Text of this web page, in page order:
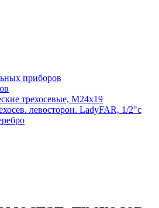
приборов
трехосевые, М24х19
левосторон. LadyFAR, 1/2"с